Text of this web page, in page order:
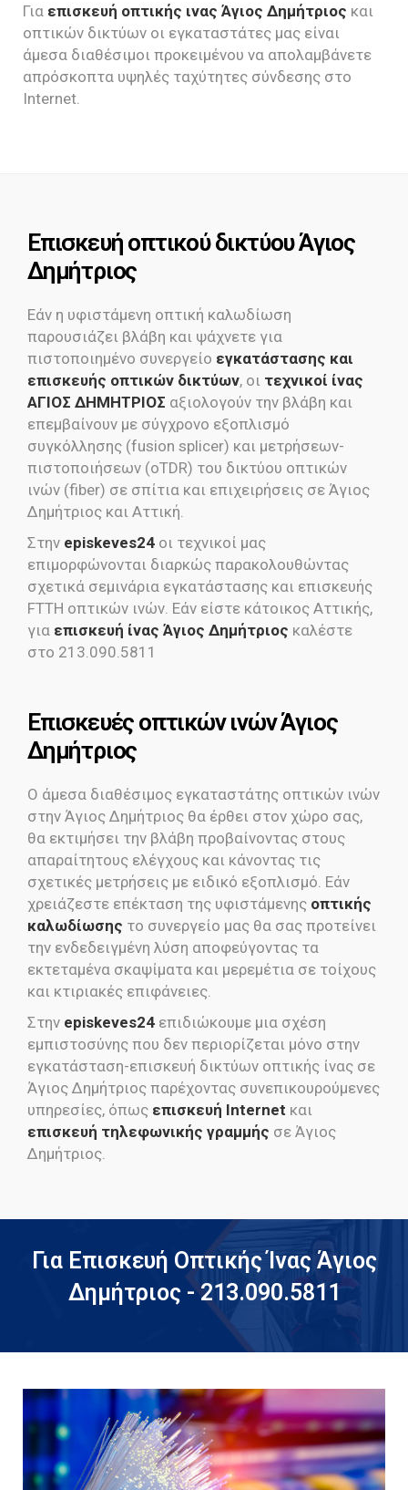
Για επισκευή οπτικής ινας Άγιος Δημήτριος και
οπτικών δικτύων οι εγκαταστάτες μας είναι
άμεσα διαθέσιμοι προκειμένου να απολαμβάνετε
απρόσκοπτα υψηλές ταχύτητες σύνδεσης στο
Internet.
Επισκευή οπτικού δικτύου Άγιος
Δημήτριος
Εάν η υφιστάμενη οπτική καλωδίωση
παρουσιάζει βλάβη και ψάχνετε για
πιστοποιημένο συνεργείο εγκατάστασης και
επισκευής οπτικών δικτύων, οι τεχνικοί ίνας
ΑΓΙΟΣ ΔΗΜΗΤΡΙΟΣ αξιολογούν την βλάβη και
επεμβαίνουν με σύγχρονο εξοπλισμό
συγκόλλησης (fusion splicer) και μετρήσεων-
πιστοποιήσεων (oTDR) του δικτύου οπτικών
ινών (fiber) σε σπίτια και επιχειρήσεις σε Άγιος
Δημήτριος και Αττική.
Στην episkeves24 οι τεχνικοί μας
επιμορφώνονται διαρκώς παρακολουθώντας
σχετικά σεμινάρια εγκατάστασης και επισκευής
FTTH οπτικών ινών. Εάν είστε κάτοικος Αττικής,
για επισκευή ίνας Άγιος Δημήτριος καλέστε
στο 213.090.5811
Eπισκευές οπτικών ινών Άγιος
Δημήτριος
Ο άμεσα διαθέσιμος εγκαταστάτης οπτικών ινών
στην Άγιος Δημήτριος θα έρθει στον χώρο σας,
θα εκτιμήσει την βλάβη προβαίνοντας στους
απαραίτητους ελέγχους και κάνοντας τις
σχετικές μετρήσεις με ειδικό εξοπλισμό. Εάν
χρειάζεστε επέκταση της υφιστάμενης οπτικής
καλωδίωσης το συνεργείο μας θα σας προτείνει
την ενδεδειγμένη λύση αποφεύγοντας τα
εκτεταμένα σκαψίματα και μερεμέτια σε τοίχους
και κτιριακές επιφάνειες.
Στην episkeves24 επιδιώκουμε μια σχέση
εμπιστοσύνης που δεν περιορίζεται μόνο στην
εγκατάσταση-επισκευή δικτύων οπτικής ίνας σε
Άγιος Δημήτριος παρέχοντας συνεπικουρούμενες
υπηρεσίες, όπως επισκευή Internet και
επισκευή τηλεφωνικής γραμμής σε Άγιος
Δημήτριος.
Για Επισκευή Οπτικής Ίνας Άγιος
Δημήτριος - 213.090.5811